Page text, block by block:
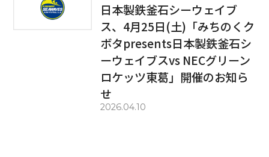
日本製鉄釜石シーウェイブ
ス、4月25日(土)「みちのくク
ボタpresents日本製鉄釜石シ
ーウェイブスvs NECグリーン
ロケッツ東葛」開催のお知ら
せ
2026.04.10